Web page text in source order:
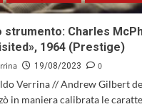
strumento: Charles
1964 (Prestige)
19/08/2023
0
Verrina // Andrew Gilbert
in maniera calibrata le